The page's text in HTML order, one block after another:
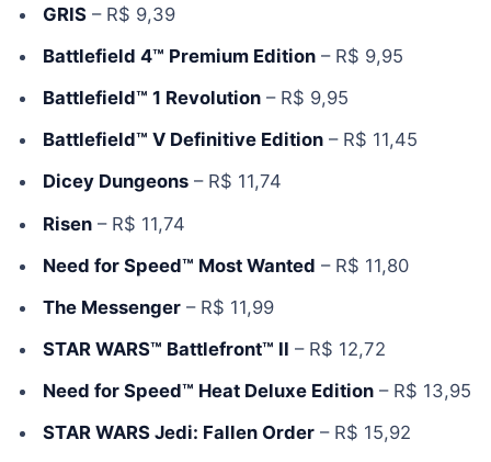
GRIS– R$ 9,39
Battlefield 4™ Premium Edition– R$ 9,95
Battlefield™ 1 Revolution– R$ 9,95
Battlefield™ V Definitive Edition– R$ 11,45
Dicey Dungeons– R$ 11,74
Risen– R$ 11,74
Need for Speed™ Most Wanted – R$ 11,80
The Messenger– R$ 11,99
STAR WARS™ Battlefront™ II – R$ 12,72
Need for Speed™ Heat Deluxe Edition– R$ 13,95
STAR WARS Jedi: Fallen Order– R$ 15,92